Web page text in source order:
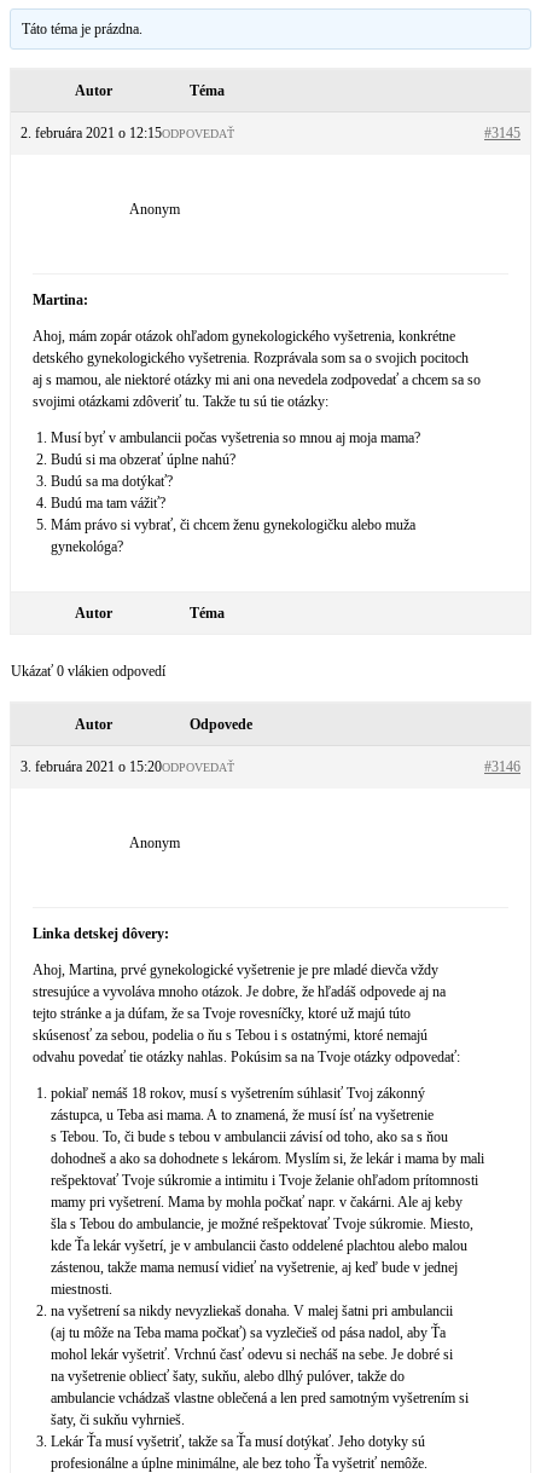
Táto téma je prázdna.
Autor Téma
2. februára 2021 o 12:15 #3145
ODPOVEDAŤ
Anonym
Martina:
Ahoj, mám zopár otázok ohľadom gynekologického vyšetrenia, konkrétne
detského gynekologického vyšetrenia. Rozprávala som sa o svojich pocitoch
aj s mamou, ale niektoré otázky mi ani ona nevedela zodpovedať a chcem sa so
svojimi otázkami zdôveriť tu. Takže tu sú tie otázky:
Musí byť v ambulancii počas vyšetrenia so mnou aj moja mama?
Budú si ma obzerať úplne nahú?
Budú sa ma dotýkať?
Budú ma tam vážiť?
Mám právo si vybrať, či chcem ženu gynekologičku alebo muža
gynekológa?
Autor Téma
Ukázať 0 vlákien odpovedí
Autor Odpovede
3. februára 2021 o 15:20 #3146
ODPOVEDAŤ
Anonym
Linka detskej dôvery:
Ahoj, Martina, prvé gynekologické vyšetrenie je pre mladé dievča vždy
stresujúce a vyvoláva mnoho otázok. Je dobre, že hľadáš odpovede aj na
tejto stránke a ja dúfam, že sa Tvoje rovesníčky, ktoré už majú túto
skúsenosť za sebou, podelia o ňu s Tebou i s ostatnými, ktoré nemajú
odvahu povedať tie otázky nahlas. Pokúsim sa na Tvoje otázky odpovedať:
pokiaľ nemáš 18 rokov, musí s vyšetrením súhlasiť Tvoj zákonný
zástupca, u Teba asi mama. A to znamená, že musí ísť na vyšetrenie
s Tebou. To, či bude s tebou v ambulancii závisí od toho, ako sa s ňou
dohodneš a ako sa dohodnete s lekárom. Myslím si, že lekár i mama by mali
rešpektovať Tvoje súkromie a intimitu i Tvoje želanie ohľadom prítomnosti
mamy pri vyšetrení. Mama by mohla počkať napr. v čakárni. Ale aj keby
šla s Tebou do ambulancie, je možné rešpektovať Tvoje súkromie. Miesto,
kde Ťa lekár vyšetrí, je v ambulancii často oddelené plachtou alebo malou
zástenou, takže mama nemusí vidieť na vyšetrenie, aj keď bude v jednej
miestnosti.
na vyšetrení sa nikdy nevyzliekaš donaha. V malej šatni pri ambulancii
(aj tu môže na Teba mama počkať) sa vyzlečieš od pása nadol, aby Ťa
mohol lekár vyšetriť. Vrchnú časť odevu si necháš na sebe. Je dobré si
na vyšetrenie obliecť šaty, sukňu, alebo dlhý pulóver, takže do
ambulancie vchádzaš vlastne oblečená a len pred samotným vyšetrením si
šaty, či sukňu vyhrnieš.
Lekár Ťa musí vyšetriť, takže sa Ťa musí dotýkať. Jeho dotyky sú
profesionálne a úplne minimálne, ale bez toho Ťa vyšetriť nemôže.